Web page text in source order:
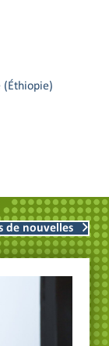
(Éthiopie)
de nouvelles